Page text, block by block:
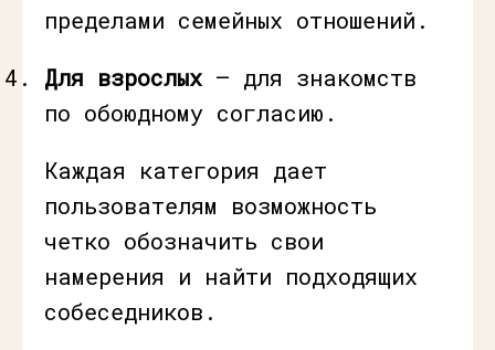
пределами семейных отношений.
Для взрослых — для знакомств
по обоюдному согласию.
Каждая категория дает
пользователям возможность
четко обозначить свои
намерения и найти подходящих
собеседников.